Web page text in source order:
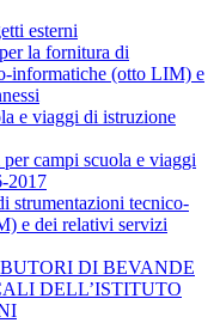
esterni
la fornitura di
informatiche (otto LIM) e
e viaggi di istruzione
campi scuola e viaggi
2017
strumentazioni tecnico-
e dei relativi servizi
DI BEVANDE
DELL’ISTITUTO